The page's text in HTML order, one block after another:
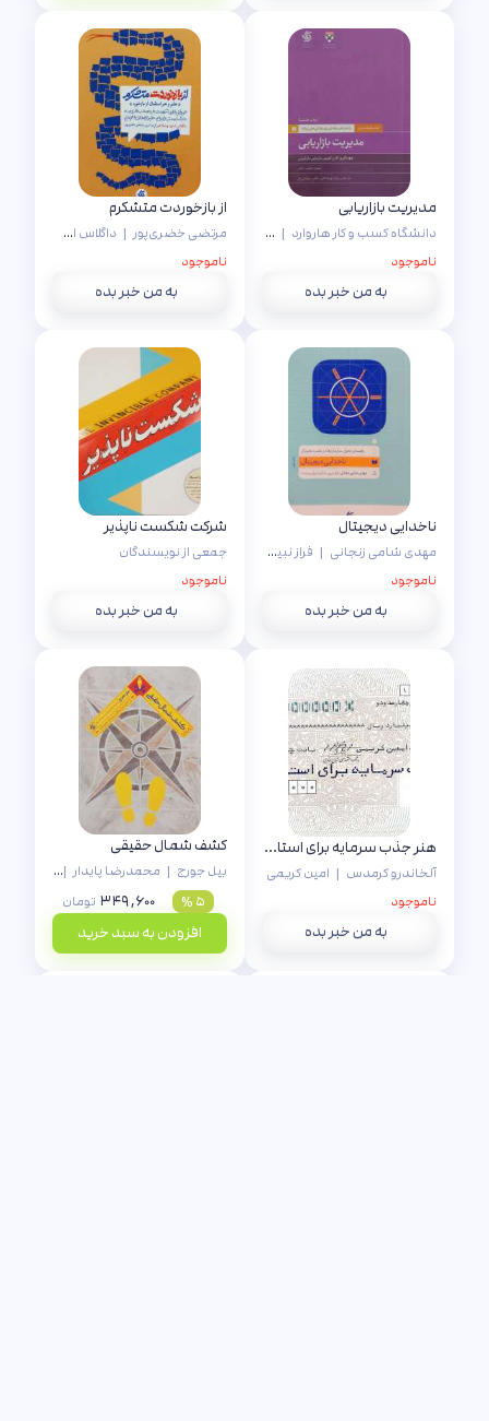
مدیریت بازاریابی
دانشگاه کسب و کار هاروارد | پیام نورصالحی | نگین شهامتی‌فر
ناموجود
به من خبر بده
از بازخوردت متشکرم
مرتضی خضری‌پور | داگلاس استون
ناموجود
به من خبر بده
ناخدایی دیجیتال
مهدی شامی زنجانی | فراز نبیی
شادی ایران‌دوست
ناموجود
به من خبر بده
شرکت شکست ناپذیر
جمعی از نویسندگان
ناموجود
به من خبر بده
هنر جذب سرمایه برای استارت آپ ها
آلخاندرو کرمدس | امین کریمی
ناموجود
به من خبر بده
کشف شمال حقیقی
بیل جورج | محمدرضا پایدار | شیما
۵ %
۳۴۹,۶۰۰ تومان
افزودن به سبد خرید